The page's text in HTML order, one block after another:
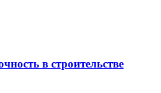
в строительстве